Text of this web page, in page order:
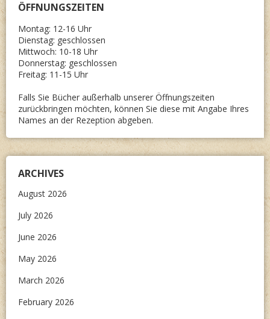
ÖFFNUNGSZEITEN
Montag: 12-16 Uhr
Dienstag: geschlossen
Mittwoch: 10-18 Uhr
Donnerstag: geschlossen
Freitag: 11-15 Uhr
Falls Sie Bücher außerhalb unserer Öffnungszeiten
zurückbringen möchten, können Sie diese mit Angabe Ihres
Names an der Rezeption abgeben.
ARCHIVES
August 2026
July 2026
June 2026
May 2026
March 2026
February 2026